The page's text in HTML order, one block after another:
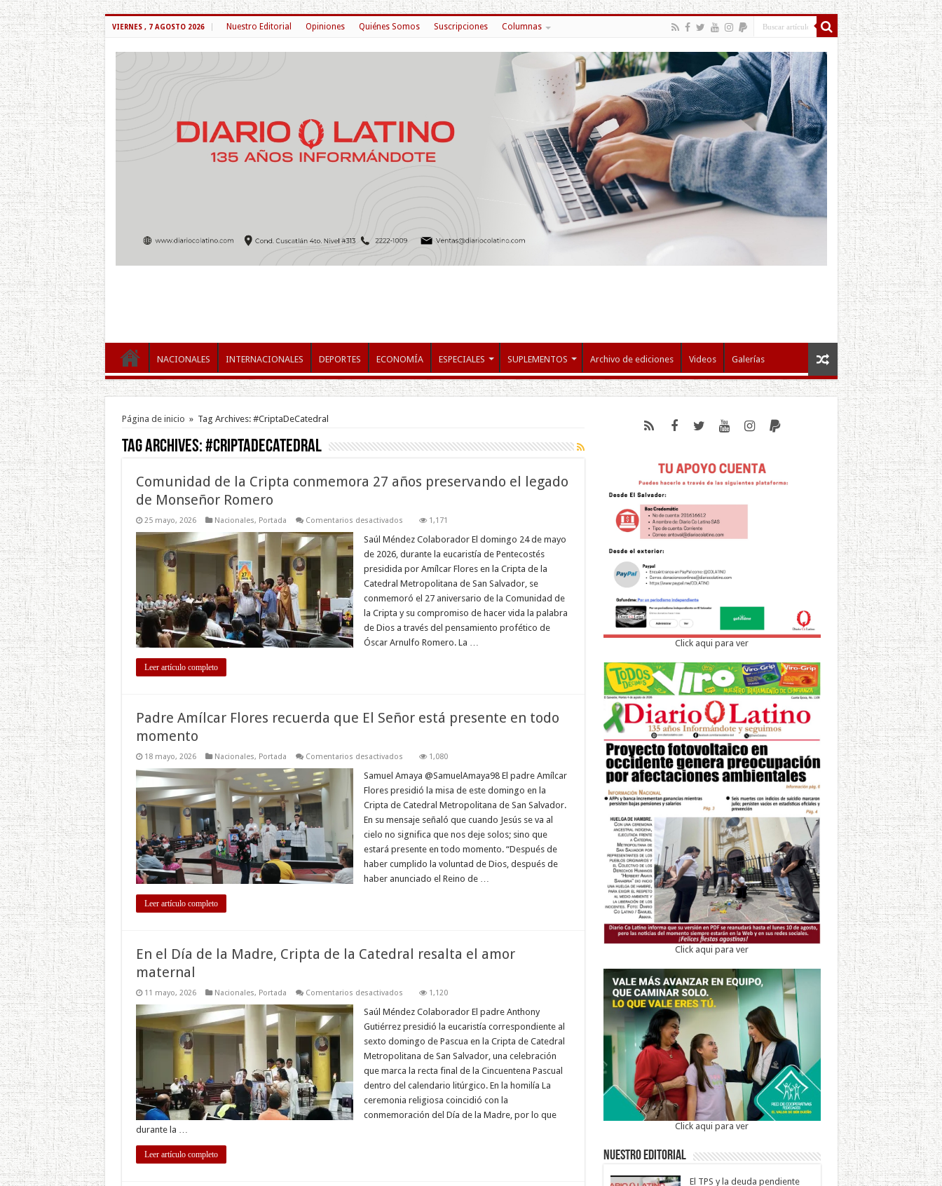
VIERNES , 7 AGOSTO 2026 Nuestro Editorial Opiniones Quiénes Somos Suscripciones Columnas
NACIONALES INTERNACIONALES DEPORTES ECONOMÍA ESPECIALES SUPLEMENTOS Archivo de ediciones Videos Galerías
Página de inicio » Tag Archives: #CriptaDeCatedral
Tag Archives:#CriptaDeCatedral
Comunidad de la Cripta conmemora 27 años preservando el legado
de Monseñor Romero
25 mayo, 2026 Nacionales, Portada Comentarios desactivadosen
de
Cripta
conmemora
27
años
el
legado
de
Monseñor
Romero
1,171
Saúl Méndez Colaborador El domingo 24 de mayo
de 2026, durante la eucaristía de Pentecostés
presidida por Amílcar Flores en la Cripta de la
Catedral Metropolitana de San Salvador, se
conmemoró el 27 aniversario de la Comunidad de
la Cripta y su compromiso de hacer vida la palabra
de Dios a través del pensamiento profético de
Óscar Arnulfo Romero. La …
Leer artículo completo
Padre Amílcar Flores recuerda que El Señor está presente en todo
momento
18 mayo, 2026 Nacionales, Portada Comentarios desactivadosen
Amílcar
Flores
recuerda
que
El
Señor
presente
en
momento
1,080
Samuel Amaya @SamuelAmaya98 El padre Amílcar
Flores presidió la misa de este domingo en la
Cripta de Catedral Metropolitana de San Salvador.
En su mensaje señaló que cuando Jesús se va al
cielo no significa que nos deje solos; sino que
estará presente en todo momento. “Después de
haber cumplido la voluntad de Dios, después de
haber anunciado el Reino de …
Leer artículo completo
En el Día de la Madre, Cripta de la Catedral resalta el amor
maternal
11 mayo, 2026 Nacionales, Portada Comentarios desactivadosen
el
de
la
Madre,
Cripta
la
Catedral
el
amor
maternal
1,120
Saúl Méndez Colaborador El padre Anthony
Gutiérrez presidió la eucaristía correspondiente al
sexto domingo de Pascua en la Cripta de Catedral
Metropolitana de San Salvador, una celebración
que marca la recta final de la Cincuentena Pascual
dentro del calendario litúrgico. En la homilía La
ceremonia religiosa coincidió con la
conmemoración del Día de la Madre, por lo que
durante la …
Leer artículo completo
Click aqui para ver
Click aqui para ver
Click aqui para ver
Nuestro Editorial
El TPS y la deuda pendiente